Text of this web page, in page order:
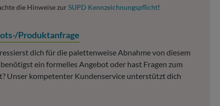
die Hinweise zur SUPD Kennzeichnungspflicht!
Produktanfrage
dich für die palettenweise Abnahme von diesem
ein formelles Angebot oder hast Fragen zum
Unser kompetenter Kundenservice unterstützt dich